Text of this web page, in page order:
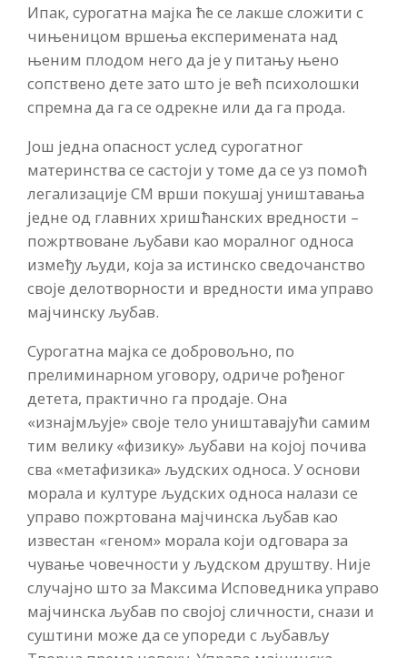
Ипак, сурогатна мајка ће се лакше сложити с
чињеницом вршења експеримената над
њеним плодом него да је у питању њено
сопствено дете зато што је већ психолошки
спремна да га се одрекне или да га прода.
Још једна опасност услед сурогатног
материнства се састоји у томе да се уз помоћ
легализације СМ врши покушај уништавања
једне од главних хришћанских вредности –
пожртвоване љубави као моралног односа
између људи, која за истинско сведочанство
своје делотворности и вредности има управо
мајчинску љубав.
Сурогатна мајка се добровољно, по
прелиминарном уговору, одриче рођеног
детета, практично га продаје. Она
«изнајмљује» своје тело уништавајући самим
тим велику «физику» љубави на којој почива
сва «метафизика» људских односа. У основи
морала и културе људских односа налази се
управо пожртована мајчинска љубав као
известан «геном» морала који одговара за
чување човечности у људском друштву. Није
случајно што за Максима Исповедника управо
мајчинска љубав по својој сличности, снази и
суштини може да се упореди с љубављу